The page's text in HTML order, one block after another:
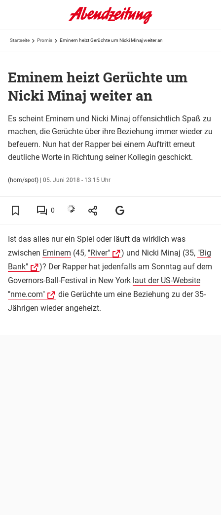
Startseite Promis Eminem heizt Gerüchte um Nicki Minaj weiter an
Eminem heizt Gerüchte um
Nicki Minaj weiter an
Es scheint Eminem und Nicki Minaj offensichtlich Spaß zu
machen, die Gerüchte über ihre Beziehung immer wieder zu
befeuern. Nun hat der Rapper bei einem Auftritt erneut
deutliche Worte in Richtung seiner Kollegin geschickt.
(hom/spot) | 05. Juni 2018 - 13:15 Uhr
0
Ist das alles nur ein Spiel oder läuft da wirklich was
zwischen Eminem (45, "River" ) und Nicki Minaj (35, "Big
Bank"
)? Der Rapper hat jedenfalls am Sonntag auf dem
Governors-Ball-Festival in New York laut der US-Website
"nme.com"
die Gerüchte um eine Beziehung zu der 35-
Jährigen wieder angeheizt.